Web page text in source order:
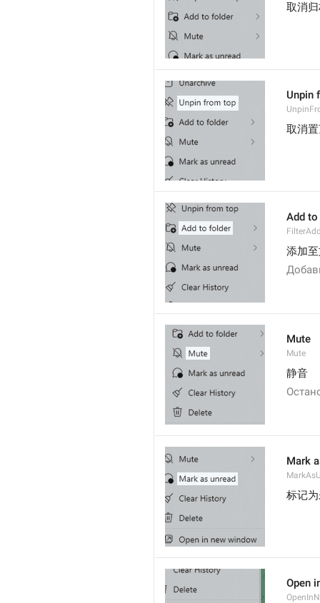
取消
Unpin
取消
Add
添加
Mute
Mute
静音
Mark
标记
Open